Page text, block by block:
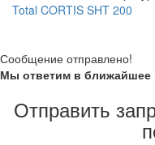
Total CORTIS SHT 200
Сообщение отправлено!
Мы ответим в ближайшее
Отправить